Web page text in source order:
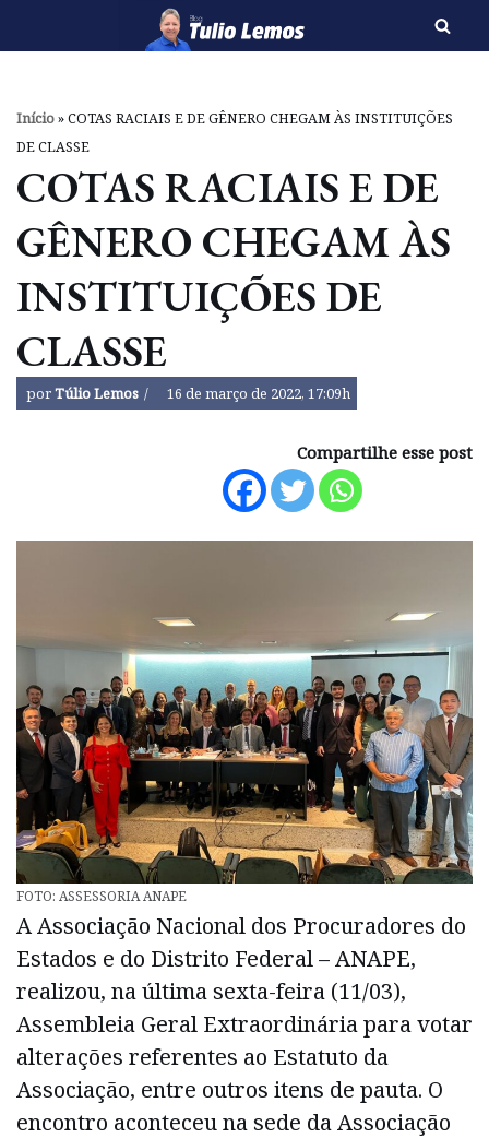
o
conteúdo
Início»COTAS RACIAIS E DE GÊNERO CHEGAM ÀS INSTITUIÇÕES
DE CLASSE
COTAS RACIAIS E DE
GÊNERO CHEGAM ÀS
INSTITUIÇÕES DE
CLASSE
porTúlio Lemos 16 de março de 2022, 17:09h
Compartilhe esse post
FOTO: ASSESSORIA ANAPE
A Associação Nacional dos Procuradores do
Estados e do Distrito Federal – ANAPE,
realizou, na última sexta-feira (11/03),
Assembleia Geral Extraordinária para votar
alterações referentes ao Estatuto da
Associação, entre outros itens de pauta. O
encontro aconteceu na sede da Associação